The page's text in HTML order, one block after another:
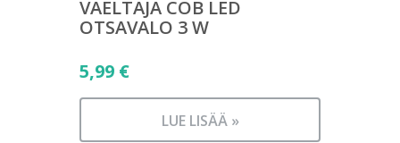
VAELTAJA COB LED
OTSAVALO 3 W
5,99 €
LUE LISÄÄ »